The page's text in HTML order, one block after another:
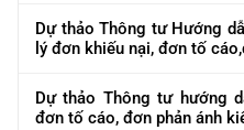
Dự thảo Thông tư Hướng
lý đơn khiếu nại,
Dự thảo Thông tư hướng
đơn tố cáo, đơn phản ánh